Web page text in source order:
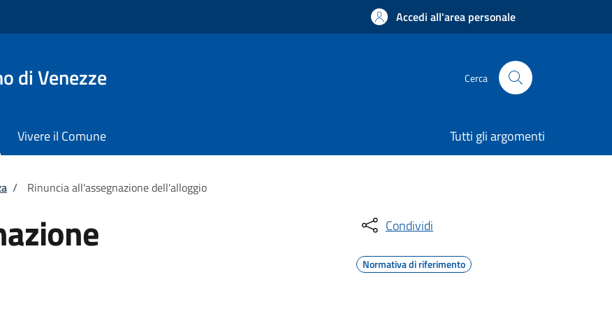
Accedi all'area personale
di Venezze Cerca
Vivere il Comune Tutti gli argomenti
/ Rinuncia all'assegnazione dell'alloggio
Condividi
Normativa di riferimento